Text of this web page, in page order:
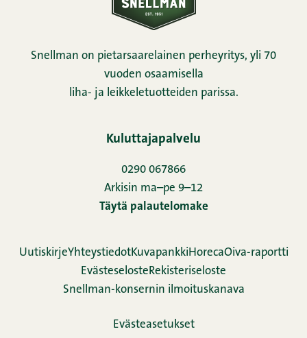
Snellman on pietarsaarelainen perheyritys, yli 70
vuoden osaamisella
liha- ja leikkeletuotteiden parissa.
Kuluttajapalvelu
0290 067866
Arkisin ma–pe 9–12
Täytä palautelomake
UutiskirjeYhteystiedotKuvapankki HorecaOiva-raportti
Evästeseloste Rekisteriseloste
Snellman-konsernin ilmoituskanava
Evästeasetukset